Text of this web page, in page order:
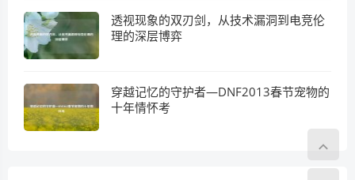
透视现象的双刃剑，从技术漏洞到电竞伦
理的深层博弈
穿越记忆的守护者—DNF2013春节宠物的
十年情怀考